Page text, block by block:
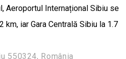
Aeroportul Internațional Sibiu se
iar Gara Centrală Sibiu la 1.7
550324, România